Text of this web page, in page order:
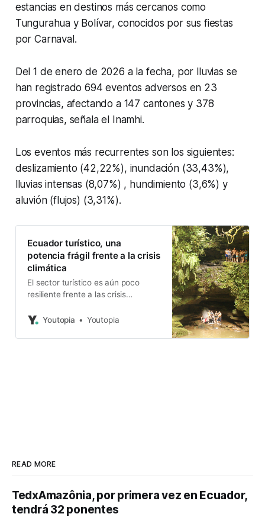
estancias en destinos más cercanos como
Tungurahua y Bolívar, conocidos por sus fiestas
por Carnaval.
Del 1 de enero de 2026 a la fecha, por lluvias se
han registrado 694 eventos adversos en 23
provincias, afectando a 147 cantones y 378
parroquias, señala el Inamhi.
Los eventos más recurrentes son los siguientes:
deslizamiento (42,22%), inundación (33,43%),
lluvias intensas (8,07%) , hundimiento (3,6%) y
aluvión (flujos) (3,31%).
Ecuador turístico, una
potencia frágil frente a la crisis
climática
El sector turístico es aún poco
resiliente frente a las crisis
logros, los gremios piden más
Youtopia Youtopia
READ MORE
TedxAmazônia, por primera vez en Ecuador,
tendrá 32 ponentes